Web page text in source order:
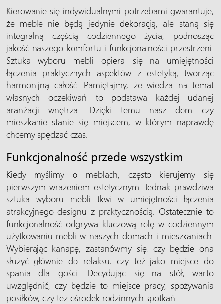
Kierowanie się indywidualnymi potrzebami gwarantuje,
że meble nie będą jedynie dekoracją, ale staną się
integralną częścią codziennego życia, podnosząc
jakość naszego komfortu i funkcjonalności przestrzeni.
Sztuka wyboru mebli opiera się na umiejętności
łączenia praktycznych aspektów z estetyką, tworząc
harmonijną całość. Pamiętajmy, że wiedza na temat
własnych oczekiwań to podstawa każdej udanej
aranżacji wnętrza. Dzięki temu nasz dom czy
mieszkanie stanie się miejscem, w którym naprawdę
chcemy spędzać czas.
Funkcjonalność przede wszystkim
Kiedy myślimy o meblach, często kierujemy się
pierwszym wrażeniem estetycznym. Jednak prawdziwa
sztuka wyboru mebli tkwi w umiejętności łączenia
atrakcyjnego designu z praktycznością. Ostatecznie to
funkcjonalność odgrywa kluczową rolę w codziennym
użytkowaniu mebli w naszych domach i mieszkaniach.
Wybierając kanapę, zastanówmy się, czy będzie ona
służyć głównie do relaksu, czy też jako miejsce do
spania dla gości. Decydując się na stół, warto
uwzględnić, czy będzie to miejsce pracy, spożywania
posiłków, czy też ośrodek rodzinnych spotkań.